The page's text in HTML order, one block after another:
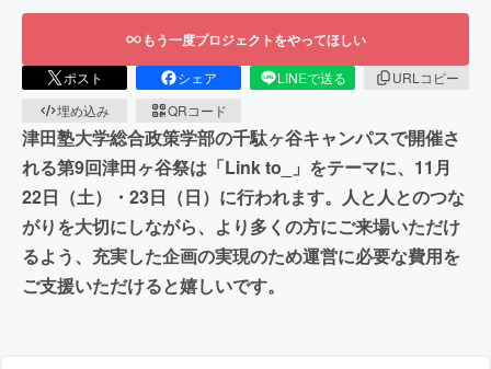
もう一度プロジェクトをやってほしい
ポスト シェア LINEで送る
URLコピー
埋め込み
QRコード
津田塾大学総合政策学部の千駄ヶ谷キャンパスで開催さ
れる第9回津田ヶ谷祭は「Link to_」をテーマに、11月
22日（土）・23日（日）に行われます。人と人とのつな
がりを大切にしながら、より多くの方にご来場いただけ
るよう、充実した企画の実現のため運営に必要な費用を
ご支援いただけると嬉しいです。